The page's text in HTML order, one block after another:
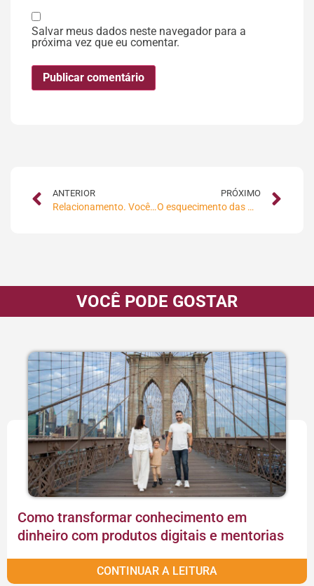
Salvar meus dados neste navegador para a
próxima vez que eu comentar.
ANTERIOR
Relacionamento. Você está fazendo isso certo?
PRÓXIMO
O esquecimento das mídias sociais pelo esporte brasileiro
VOCÊ PODE GOSTAR
Como transformar conhecimento em
dinheiro com produtos digitais e mentorias
CONTINUAR A LEITURA